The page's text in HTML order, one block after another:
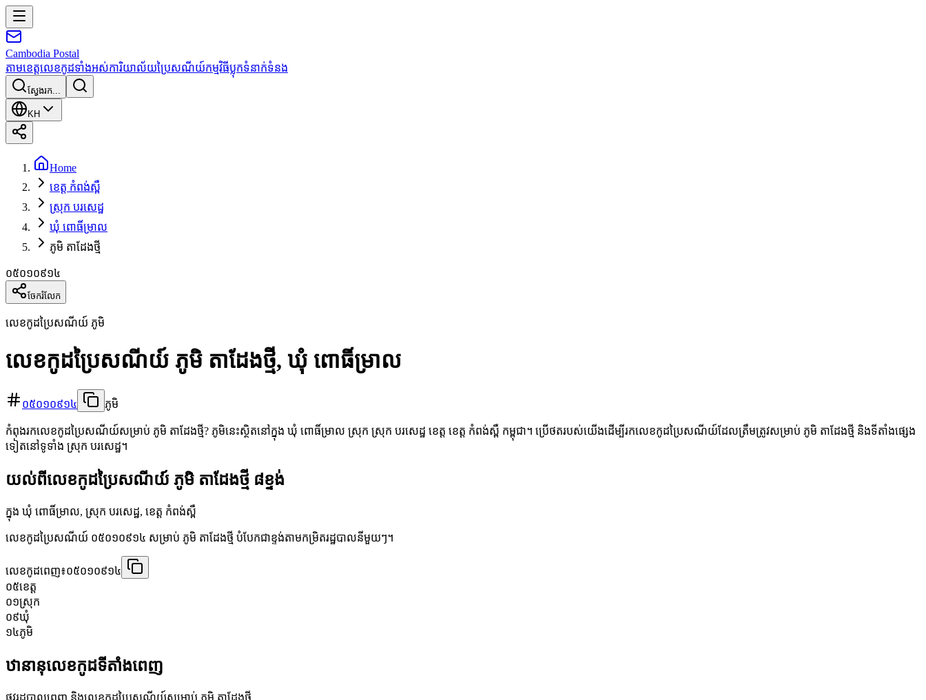
Cambodia Postal
តាមខេត្តលេខកូដទាំងអស់ការិយាល័យប្រៃសណីយ៍កម្មវិធីប្លុកទំនាក់ទំនង
ស្វែងរក...
KH
Home
ខេត្ត កំពង់ស្ពឺ
ស្រុក បរសេដ្ឋ
ឃុំ ពោធិ៍ម្រាល
ភូមិ តាដែងថ្មី
០៥០១០៩១៤
ចែករំលែក
លេខកូដប្រៃសណីយ៍ ភូមិ
លេខកូដប្រៃសណីយ៍ ភូមិ តាដែងថ្មី, ឃុំ ពោធិ៍ម្រាល
០៥០១០៩១៤ ភូមិ
កំពុងរកលេខកូដប្រៃសណីយ៍សម្រាប់ ភូមិ តាដែងថ្មី? ភូមិនេះស្ថិតនៅក្នុង ឃុំ ពោធិ៍ម្រាល ស្រុក ស្រុក បរសេដ្ឋ ខេត្ត ខេត្ត កំពង់ស្ពឺ កម្ពុជា។ ប្រើថតរបស់យើងដើម្បីរកលេខកូដប្រៃសណីយ៍ដែលត្រឹមត្រូវសម្រាប់ ភូមិ តាដែងថ្មី និងទីតាំងផ្សេង
ទៀតនៅទូទាំង ស្រុក បរសេដ្ឋ។
យល់ពីលេខកូដប្រៃសណីយ៍ ភូមិ តាដែងថ្មី ៨ខ្ទង់
ក្នុង ឃុំ ពោធិ៍ម្រាល, ស្រុក បរសេដ្ឋ, ខេត្ត កំពង់ស្ពឺ
លេខកូដប្រៃសណីយ៍ ០៥០១០៩១៤ សម្រាប់ ភូមិ តាដែងថ្មី បំបែកជាខ្ទង់តាមកម្រិតរដ្ឋបាលនីមួយៗ។
លេខកូដពេញ៖០៥០១០៩១៤
០៥ខេត្ត
០១ស្រុក
០៩ឃុំ
១៤ភូមិ
ឋានានុលេខកូដទីតាំងពេញ
ផ្លូវរដ្ឋបាលពេញ និងលេខកូដប្រៃសណីយ៍សម្រាប់ ភូមិ តាដែងថ្មី